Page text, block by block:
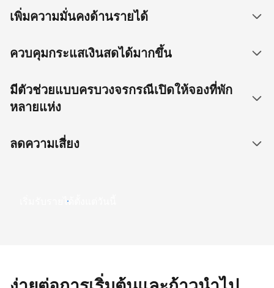
เพิ่มความมั่นคงด้านรายได้
ควบคุมกระแสเงินสดได้มากขึ้น
มีตัวช่วยแบบครบวงจรกรณีเปิดให้จองที่พัก
หลายแห่ง
ลดความเสี่ยง
เริ่มรับรายได้ตั้งแต่วันนี้